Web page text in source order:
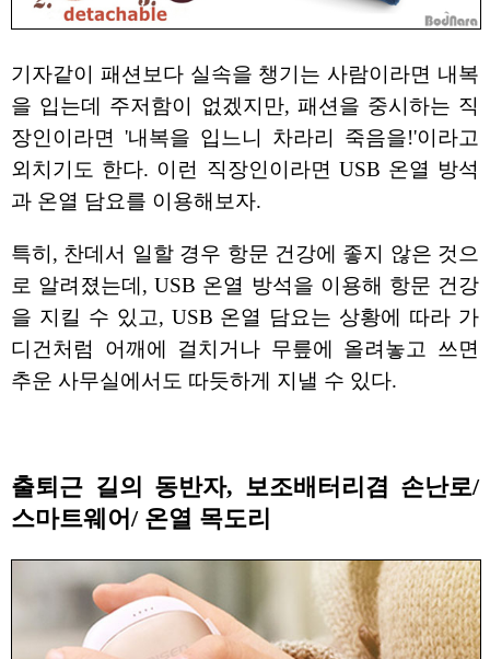
기자같이 패션보다 실속을 챙기는 사람이라면 내복
을 입는데 주저함이 없겠지만, 패션을 중시하는 직
장인이라면 '내복을 입느니 차라리 죽음을!'이라고
외치기도 한다. 이런 직장인이라면 USB 온열 방석
과 온열 담요를 이용해보자.
특히, 찬데서 일할 경우 항문 건강에 좋지 않은 것으
로 알려졌는데, USB 온열 방석을 이용해 항문 건강
을 지킬 수 있고, USB 온열 담요는 상황에 따라 가
디건처럼 어깨에 걸치거나 무릎에 올려놓고 쓰면
추운 사무실에서도 따듯하게 지낼 수 있다.
출퇴근 길의 동반자, 보조배터리겸 손난로/
스마트웨어/ 온열 목도리